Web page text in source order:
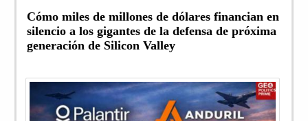
Cómo miles de millones de dólares financian en
silencio a los gigantes de la defensa de próxima
generación de Silicon Valley